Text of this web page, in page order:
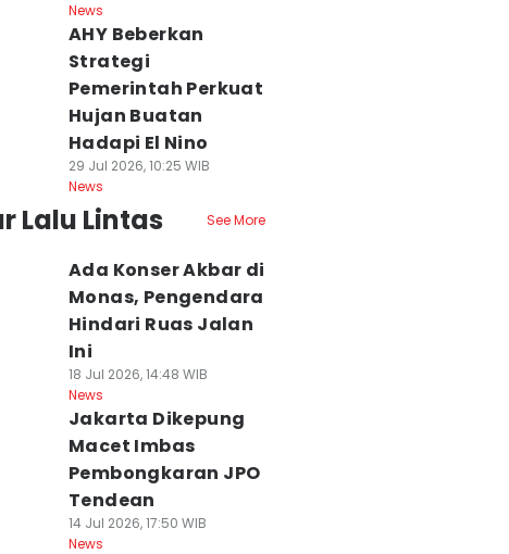
News
AHY Beberkan
Strategi
Pemerintah Perkuat
Hujan Buatan
Hadapi El Nino
29 Jul 2026, 10:25 WIB
News
Lalu Lintas See More
Ada Konser Akbar di
Monas, Pengendara
Hindari Ruas Jalan
Ini
18 Jul 2026, 14:48 WIB
News
Jakarta Dikepung
Macet Imbas
Pembongkaran JPO
Tendean
14 Jul 2026, 17:50 WIB
News